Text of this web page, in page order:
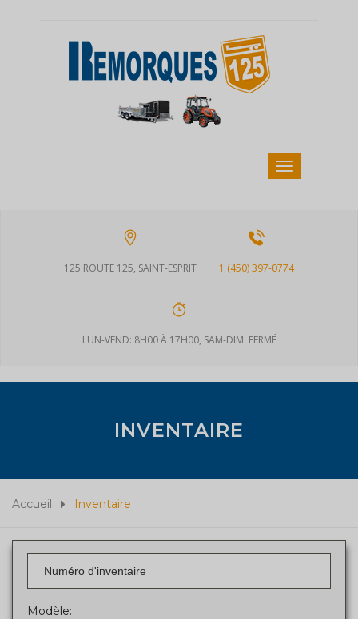
125 ROUTE 125, SAINT-ESPRIT 1 (450) 397-0774
LUN-VEND: 8H00 À 17H00, SAM-DIM: FERMÉ
INVENTAIRE
Accueil Inventaire
Modèle: